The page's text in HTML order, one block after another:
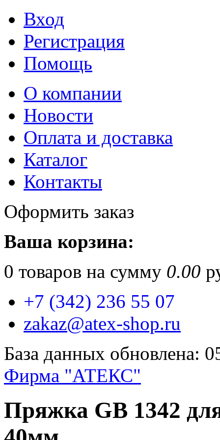
Вход
Регистрация
Помощь
О компании
Новости
Оплата и доставка
Каталог
Контакты
Оформить заказ
Ваша корзина:
0 товаров на сумму 0.00
+7 (342) 236 55 07
zakaz@atex-shop.ru
База данных обновлена:
Фирма "АТЕКС"
Пряжка GB 1342